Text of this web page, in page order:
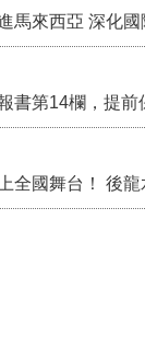
馬來西亞 深化
書第14欄，提前